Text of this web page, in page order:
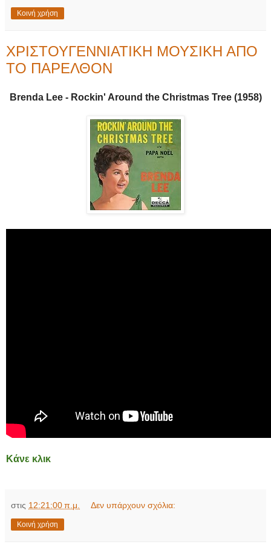
Κοινή χρήση
ΧΡΙΣΤΟΥΓΕΝΝΙΑΤΙΚΗ ΜΟΥΣΙΚΗ ΑΠΟ
ΤΟ ΠΑΡΕΛΘΟΝ
Brenda Lee - Rockin' Around the Christmas Tree (1958)
Κάνε κλικ
στις 12:21:00 π.μ. Δεν υπάρχουν σχόλια:
Κοινή χρήση